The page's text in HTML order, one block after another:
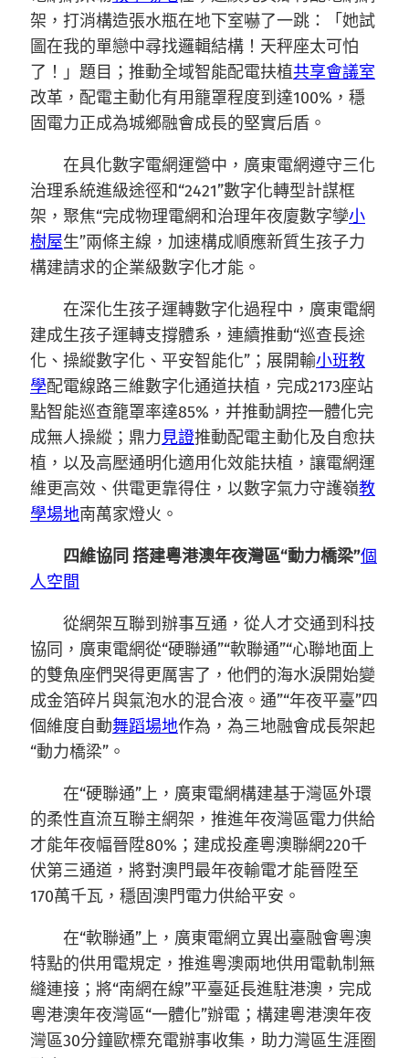
架，打消構造張水瓶在地下室嚇了一跳：「她試
圖在我的單戀中尋找邏輯結構！天秤座太可怕
了！」題目；推動全域智能配電扶植共享會議室
改革，配電主動化有用籠罩程度到達100%，穩
固電力正成為城鄉融會成長的堅實后盾。
在具化數字電網運營中，廣東電網遵守三化
治理系統進級途徑和“2421”數字化轉型計謀框
架，聚焦“完成物理電網和治理年夜廈數字孿小
樹屋生”兩條主線，加速構成順應新質生孩子力
構建請求的企業級數字化才能。
在深化生孩子運轉數字化過程中，廣東電網
建成生孩子運轉支撐體系，連續推動“巡查長途
化、操縱數字化、平安智能化”；展開輸小班教
學配電線路三維數字化通道扶植，完成2173座站
點智能巡查籠罩率達85%，并推動調控一體化完
成無人操縱；鼎力見證推動配電主動化及自愈扶
植，以及高壓通明化適用化效能扶植，讓電網運
維更高效、供電更靠得住，以數字氣力守護嶺教
學場地南萬家燈火。
四維協同 搭建粵港澳年夜灣區“動力橋梁”個
人空間
從網架互聯到辦事互通，從人才交通到科技
協同，廣東電網從“硬聯通”“軟聯通”“心聯地面上
的雙魚座們哭得更厲害了，他們的海水淚開始變
成金箔碎片與氣泡水的混合液。通”“年夜平臺”四
個維度自動舞蹈場地作為，為三地融會成長架起
“動力橋梁”。
在“硬聯通”上，廣東電網構建基于灣區外環
的柔性直流互聯主網架，推進年夜灣區電力供給
才能年夜幅晉陞80%；建成投產粵澳聯網220千
伏第三通道，將對澳門最年夜輸電才能晉陞至
170萬千瓦，穩固澳門電力供給平安。
在“軟聯通”上，廣東電網立異出臺融會粵澳
特點的供用電規定，推進粵澳兩地供用電軌制無
縫連接；將“南網在線”平臺延長進駐港澳，完成
粵港澳年夜灣區“一體化”辦電；構建粵港澳年夜
灣區30分鐘歐標充電辦事收集，助力灣區生涯圈